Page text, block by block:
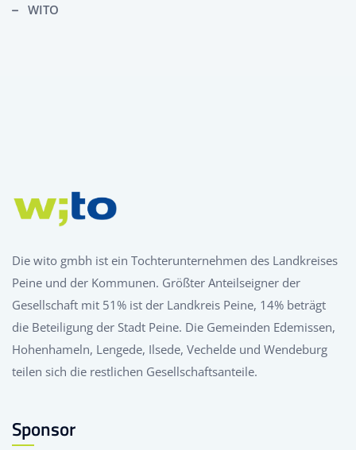
WITO
Die wito gmbh ist ein Tochterunternehmen des Landkreises
Peine und der Kommunen. Größter Anteilseigner der
Gesellschaft mit 51% ist der Landkreis Peine, 14% beträgt
die Beteiligung der Stadt Peine. Die Gemeinden Edemissen,
Hohenhameln, Lengede, Ilsede, Vechelde und Wendeburg
teilen sich die restlichen Gesellschaftsanteile.
Sponsor